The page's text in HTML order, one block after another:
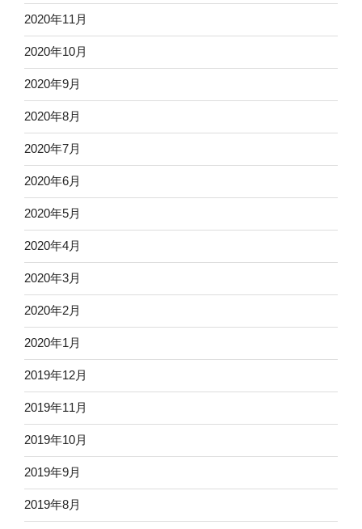
2020年11月
2020年10月
2020年9月
2020年8月
2020年7月
2020年6月
2020年5月
2020年4月
2020年3月
2020年2月
2020年1月
2019年12月
2019年11月
2019年10月
2019年9月
2019年8月